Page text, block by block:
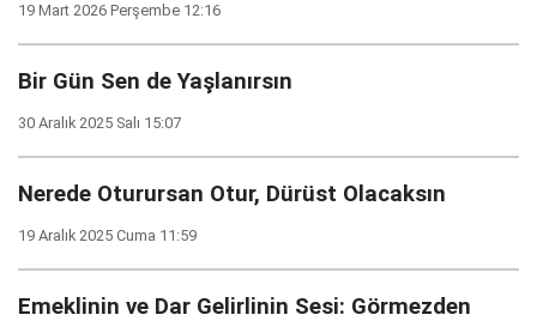
19 Mart 2026 Perşembe 12:16
Bir Gün Sen de Yaşlanırsın
30 Aralık 2025 Salı 15:07
Nerede Oturursan Otur, Dürüst Olacaksın
19 Aralık 2025 Cuma 11:59
Emeklinin ve Dar Gelirlinin Sesi: Görmezden